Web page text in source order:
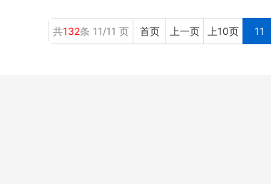
共132条 11/11 页 首页 上一页 上10页 11